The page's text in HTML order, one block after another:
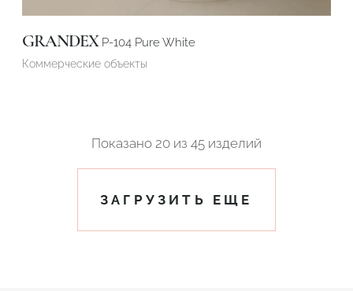
GRANDEX P-104 Pure White
Коммерческие объекты
Показано 20 из 45 изделий
ЗАГРУЗИТЬ ЕЩЕ